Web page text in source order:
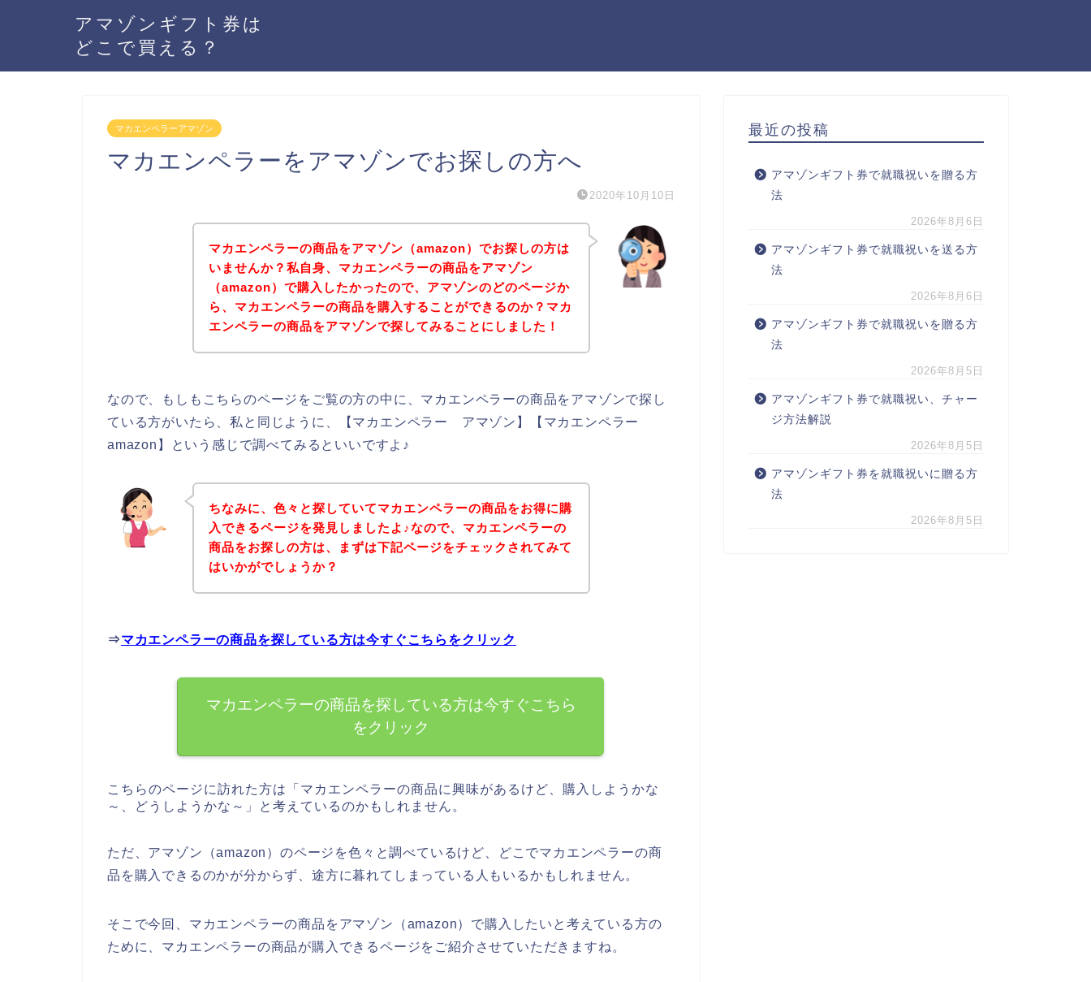
アマゾンギフト券は
どこで買える？
マカエンペラーアマゾン
マカエンペラーをアマゾンでお探しの方へ
2020年10月10日
マカエンペラーの商品をアマゾン（amazon）でお探しの方は
いませんか？私自身、マカエンペラーの商品をアマゾン
（amazon）で購入したかったので、アマゾンのどのページか
ら、マカエンペラーの商品を購入することができるのか？マカ
エンペラーの商品をアマゾンで探してみることにしました！
なので、もしもこちらのページをご覧の方の中に、マカエンペラーの商品をアマゾンで探し
ている方がいたら、私と同じように、【マカエンペラー アマゾン】【マカエンペラー
amazon】という感じで調べてみるといいですよ♪
ちなみに、色々と探していてマカエンペラーの商品をお得に購
入できるページを発見しましたよ♪なので、マカエンペラーの
商品をお探しの方は、まずは下記ページをチェックされてみて
はいかがでしょうか？
⇒マカエンペラーの商品を探している方は今すぐこちらをクリック
マカエンペラーの商品を探している方は今すぐこちら
をクリック
こちらのページに訪れた方は「マカエンペラーの商品に興味があるけど、購入しようかな
～、どうしようかな～」と考えているのかもしれません。
ただ、アマゾン（amazon）のページを色々と調べているけど、どこでマカエンペラーの商
品を購入できるのかが分からず、途方に暮れてしまっている人もいるかもしれません。
そこで今回、マカエンペラーの商品をアマゾン（amazon）で購入したいと考えている方の
ために、マカエンペラーの商品が購入できるページをご紹介させていただきますね。
最近の投稿
アマゾンギフト券で就職祝いを贈る方
法
2026年8月6日
アマゾンギフト券で就職祝いを送る方
法
2026年8月6日
アマゾンギフト券で就職祝いを贈る方
法
2026年8月5日
アマゾンギフト券で就職祝い、チャー
ジ方法解説
2026年8月5日
アマゾンギフト券を就職祝いに贈る方
法
2026年8月5日